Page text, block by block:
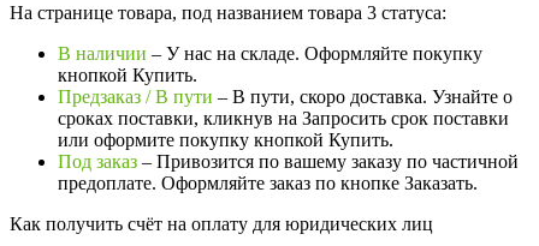
На странице товара, под названием товара 3 статуса:
В наличии – У нас на складе. Оформляйте покупку
кнопкой Купить.
Предзаказ / В пути – В пути, скоро доставка. Узнайте о
сроках поставки, кликнув на Запросить cрок поставки
или оформите покупку кнопкой Купить.
Под заказ – Привозится по вашему заказу по частичной
предоплате. Оформляйте заказ по кнопке Заказать.
Как получить счёт на оплату для юридических лиц